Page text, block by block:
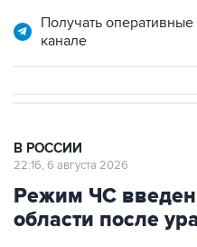
Получать
канале
В РОССИИ
22:16, 6 августа 2026
Режим ЧС
области после